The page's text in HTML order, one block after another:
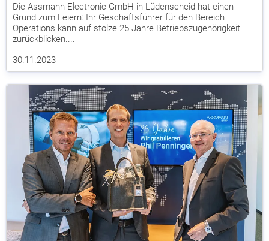
Die Assmann Electronic GmbH in Lüdenscheid hat einen
Grund zum Feiern: Ihr Geschäftsführer für den Bereich
Operations kann auf stolze 25 Jahre Betriebszugehörigkeit
zurückblicken....
30.11.2023